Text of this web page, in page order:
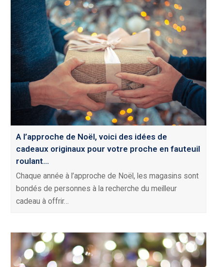
A l’approche de Noël, voici des idées de
cadeaux originaux pour votre proche en fauteuil
roulant…
Chaque année à l’approche de Noël, les magasins sont
bondés de personnes à la recherche du meilleur
cadeau à offrir…